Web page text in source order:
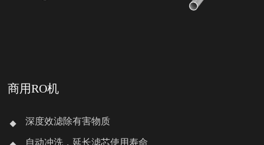
商用RO机
深度效滤除有害物质
自动冲洗，延长滤芯使用寿命